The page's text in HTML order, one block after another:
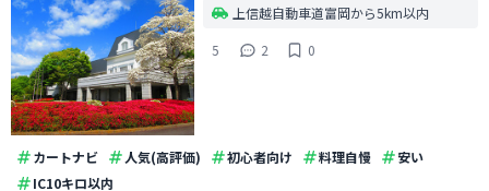
上信越自動車道富岡から5km以内
5
2 0
カートナビ 人気(高評価) 初心者向け 料理自慢
安い
IC10キロ以内